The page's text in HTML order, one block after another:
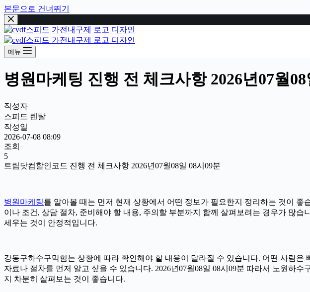
본문으로 건너뛰기
메뉴
병원마케팅 진행 전 체크사항 2026년07월08
작성자
스피드 렌탈
작성일
2026-07-08 08:09
조회
5
트립닷컴할인코드 진행 전 체크사항 2026년07월08일 08시09분
병원마케팅를 알아볼 때는 먼저 현재 상황에서 어떤 정보가 필요한지 정리하는 것이 좋
이나 조건, 상담 절차, 준비해야 할 내용, 주의할 부분까지 함께 살펴보려는 경우가 많
세우는 것이 안정적입니다.
강동구하수구막힘는 상황에 따라 확인해야 할 내용이 달라질 수 있습니다. 어떤 사람
자료나 절차를 먼저 알고 싶을 수 있습니다. 2026년07월08일 08시09분 따라서 노원하
지 차분히 살펴보는 것이 좋습니다.